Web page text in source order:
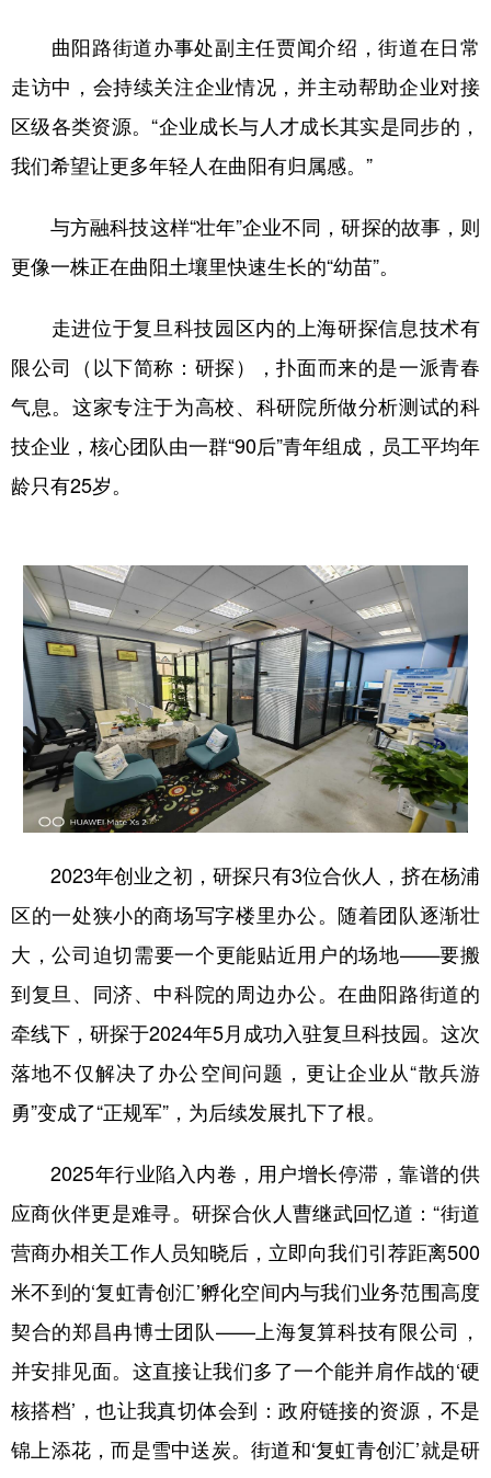
曲阳路街道办事处副主任贾闻介绍，街道在日常
走访中，会持续关注企业情况，并主动帮助企业对接
区级各类资源。“企业成长与人才成长其实是同步的，
我们希望让更多年轻人在曲阳有归属感。”
与方融科技这样“壮年”企业不同，研探的故事，则
更像一株正在曲阳土壤里快速生长的“幼苗”。
走进位于复旦科技园区内的上海研探信息技术有
限公司（以下简称：研探），扑面而来的是一派青春
气息。这家专注于为高校、科研院所做分析测试的科
技企业，核心团队由一群“90后”青年组成，员工平均年
龄只有25岁。
2023年创业之初，研探只有3位合伙人，挤在杨浦
区的一处狭小的商场写字楼里办公。随着团队逐渐壮
大，公司迫切需要一个更能贴近用户的场地——要搬
到复旦、同济、中科院的周边办公。在曲阳路街道的
牵线下，研探于2024年5月成功入驻复旦科技园。这次
落地不仅解决了办公空间问题，更让企业从“散兵游
勇”变成了“正规军”，为后续发展扎下了根。
2025年行业陷入内卷，用户增长停滞，靠谱的供
应商伙伴更是难寻。研探合伙人曹继武回忆道：“街道
营商办相关工作人员知晓后，立即向我们引荐距离500
米不到的‘复虹青创汇’孵化空间内与我们业务范围高度
契合的郑昌冉博士团队——上海复算科技有限公司，
并安排见面。这直接让我们多了一个能并肩作战的‘硬
核搭档’，也让我真切体会到：政府链接的资源，不是
锦上添花，而是雪中送炭。街道和‘复虹青创汇’就是研